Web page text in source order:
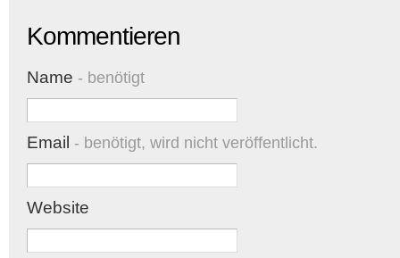
Kommentieren
Name - benötigt
Email - benötigt, wird nicht veröffentlicht.
Website